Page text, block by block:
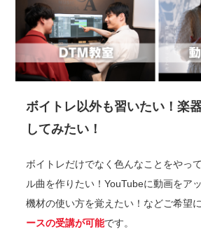
ボイトレ以外も習いたい！楽
してみたい！
ボイトレだけでなく色んなことをやっ
ル曲を作りたい！YouTubeに動画をア
機材の使い方を覚えたい！などご希望
ースの受講が可能です。